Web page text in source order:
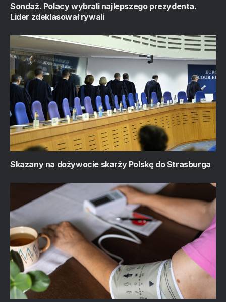
Sondaż. Polacy wybrali najlepszego prezydenta.
Lider zdeklasował rywali
Skazany na dożywocie skarży Polskę do Strasburga